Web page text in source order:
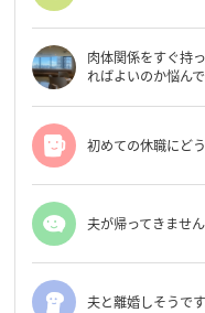
肉体関係をすぐ持
ればよいのか悩んで
初めての休職にど
夫が帰ってきません
夫と離婚しそうです